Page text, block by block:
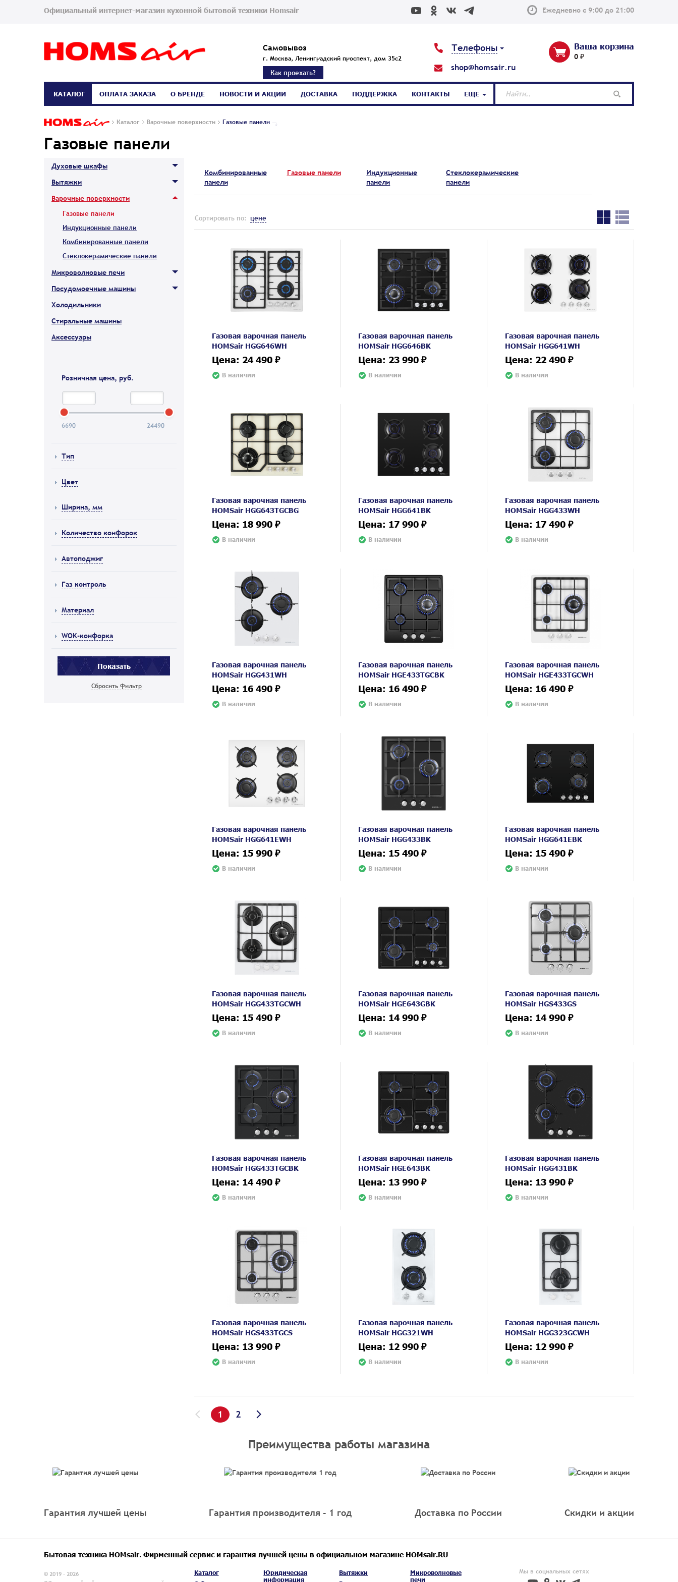
Официальный интернет-магазин кухонной бытовой техники Homsair Ежедневно с 9:00 до 21:00
Самовывоз
г. Москва, Ленинградский проспект, дом 35с2
Как проехать?
Телефоны
shop@homsair.ru
Ваша корзина
0 ₽
Каталог Варочные поверхности Газовые панели
Газовые панели
Духовые шкафы
Вытяжки
Варочные поверхности
Газовые панели
Индукционные панели
Комбинированные панели
Стеклокерамические панели
Микроволновые печи
Посудомоечные машины
Холодильники
Стиральные машины
Аксессуары
Розничная цена, руб.
6690 24490
Тип
Цвет
Ширина, мм
Количество конфорок
Автоподжиг
Газ контроль
Материал
WOK-конфорка
Комбинированные
панели
Газовые панели
Индукционные
панели
Стеклокерамические
панели
Сортировать по: цене
Газовая варочная панель
HOMSair HGG646WH
Цена: 24 490 ₽
В наличии
Газовая варочная панель
HOMSair HGG646BK
Цена: 23 990 ₽
В наличии
Газовая варочная панель
HOMSair HGG641WH
Цена: 22 490 ₽
В наличии
Газовая варочная панель
HOMSair HGG643TGCBG
Цена: 18 990 ₽
В наличии
Газовая варочная панель
HOMSair HGG641BK
Цена: 17 990 ₽
В наличии
Газовая варочная панель
HOMSair HGG433WH
Цена: 17 490 ₽
В наличии
Газовая варочная панель
HOMSair HGG431WH
Цена: 16 490 ₽
В наличии
Газовая варочная панель
HOMSair HGE433TGCBK
Цена: 16 490 ₽
В наличии
Газовая варочная панель
HOMSair HGE433TGCWH
Цена: 16 490 ₽
В наличии
Газовая варочная панель
HOMSair HGG641EWH
Цена: 15 990 ₽
В наличии
Газовая варочная панель
HOMSair HGG433BK
Цена: 15 490 ₽
В наличии
Газовая варочная панель
HOMSair HGG641EBK
Цена: 15 490 ₽
В наличии
Газовая варочная панель
HOMSair HGG433TGCWH
Цена: 15 490 ₽
В наличии
Газовая варочная панель
HOMSair HGE643GBK
Цена: 14 990 ₽
В наличии
Газовая варочная панель
HOMSair HGS433GS
Цена: 14 990 ₽
В наличии
Газовая варочная панель
HOMSair HGG433TGCBK
Цена: 14 490 ₽
В наличии
Газовая варочная панель
HOMSair HGE643BK
Цена: 13 990 ₽
В наличии
Газовая варочная панель
HOMSair HGG431BK
Цена: 13 990 ₽
В наличии
Газовая варочная панель
HOMSair HGS433TGCS
Цена: 13 990 ₽
В наличии
Газовая варочная панель
HOMSair HGG321WH
Цена: 12 990 ₽
В наличии
Газовая варочная панель
HOMSair HGG323GCWH
Цена: 12 990 ₽
В наличии
1 2
Преимущества работы магазина
Гарантия лучшей цены Гарантия производителя - 1 год Доставка по России Скидки и акции
КАТАЛОГ ОПЛАТА ЗАКАЗА О БРЕНДЕ НОВОСТИ И АКЦИИ ДОСТАВКА ПОДДЕРЖКА КОНТАКТЫ ЕЩЕ
Бытовая техника HOMsair. Фирменный сервис и гарантия лучшей цены в официальном магазине HOMsair.RU
© 2019 - 2026
Каталог
Юридическая
информация
Вытяжки
Микроволновые
печи
Мы в социальных сетях